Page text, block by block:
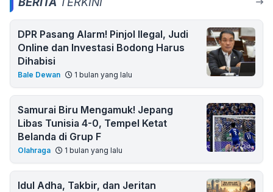
DPR Pasang Alarm! Pinjol Ilegal, Judi
Online dan Investasi Bodong Harus
Dihabisi
Bale Dewan 1 bulan yang lalu
Samurai Biru Mengamuk! Jepang
Libas Tunisia 4-0, Tempel Ketat
Belanda di Grup F
Olahraga 1 bulan yang lalu
Idul Adha, Takbir, dan Jeritan